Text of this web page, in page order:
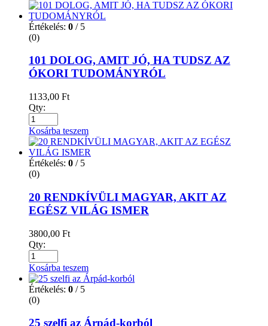
Értékelés: 0 / 5
(0)
101 DOLOG, AMIT JÓ, HA TUDSZ AZ
ÓKORI TUDOMÁNYRÓL
1133,00 Ft
Qty:
Kosárba teszem
Értékelés: 0 / 5
(0)
20 RENDKÍVÜLI MAGYAR, AKIT AZ
EGÉSZ VILÁG ISMER
3800,00 Ft
Qty:
Kosárba teszem
Értékelés: 0 / 5
(0)
25 szelfi az Árpád-korból